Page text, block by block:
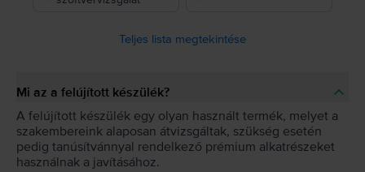
Teljes lista megtekintése
Mi az a felújított készülék?
A felújított készülék egy olyan használt termék, melyet a
szakembereink alaposan átvizsgáltak, szükség esetén
pedig tanúsítvánnyal rendelkező prémium alkatrészeket
használnak a javításához.